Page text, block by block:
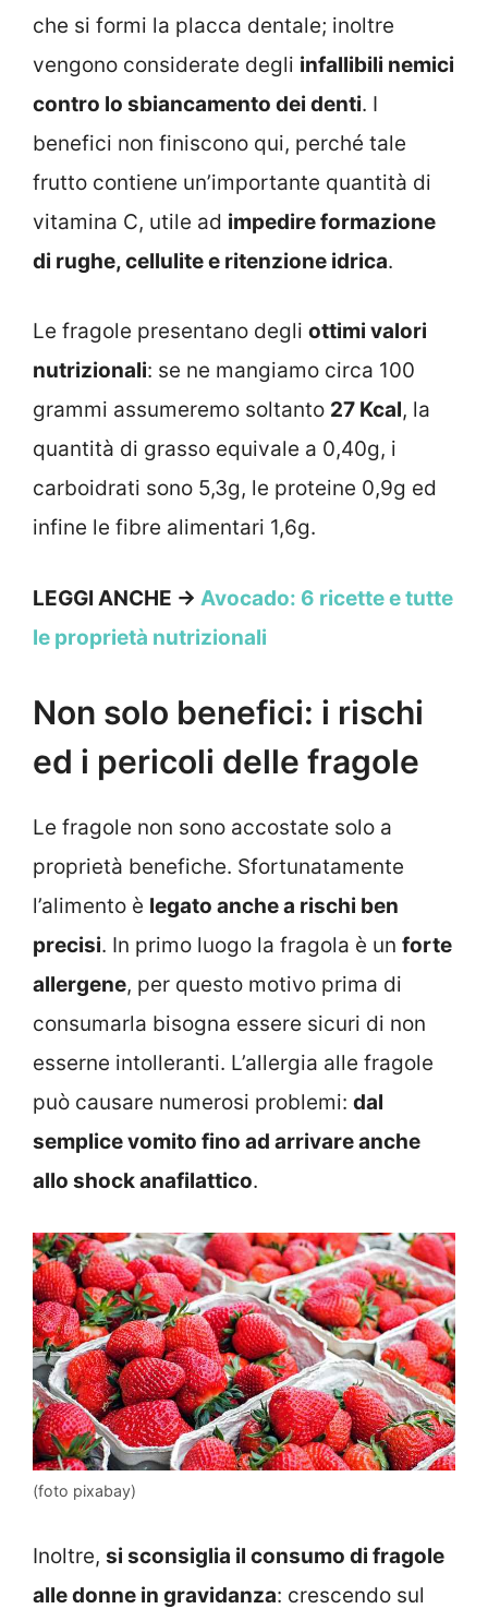
che si formi la placca dentale; inoltre
vengono considerate degli infallibili nemici
contro lo sbiancamento dei denti. I
benefici non finiscono qui, perché tale
frutto contiene un’importante quantità di
vitamina C, utile ad impedire formazione
di rughe, cellulite e ritenzione idrica.
Le fragole presentano degli ottimi valori
nutrizionali: se ne mangiamo circa 100
grammi assumeremo soltanto 27 Kcal, la
quantità di grasso equivale a 0,40g, i
carboidrati sono 5,3g, le proteine 0,9g ed
infine le fibre alimentari 1,6g.
LEGGI ANCHE -> Avocado: 6 ricette e tutte
le proprietà nutrizionali
Non solo benefici: i rischi
ed i pericoli delle fragole
Le fragole non sono accostate solo a
proprietà benefiche. Sfortunatamente
l’alimento è legato anche a rischi ben
precisi. In primo luogo la fragola è un forte
allergene, per questo motivo prima di
consumarla bisogna essere sicuri di non
esserne intolleranti. L’allergia alle fragole
può causare numerosi problemi: dal
semplice vomito fino ad arrivare anche
allo shock anafilattico.
(foto pixabay)
Inoltre, si sconsiglia il consumo di fragole
alle donne in gravidanza: crescendo sul